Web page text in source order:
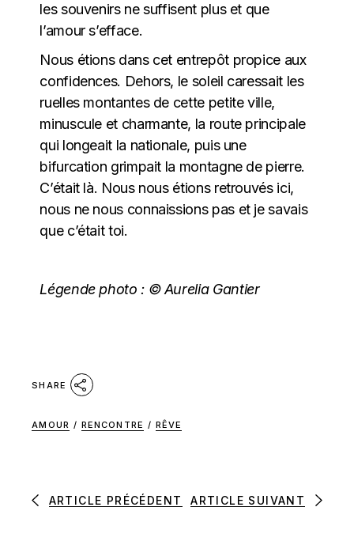
les souvenirs ne suffisent plus et que
l’amour s’efface.
Nous étions dans cet entrepôt propice aux
confidences. Dehors, le soleil caressait les
ruelles montantes de cette petite ville,
minuscule et charmante, la route principale
qui longeait la nationale, puis une
bifurcation grimpait la montagne de pierre.
C’était là. Nous nous étions retrouvés ici,
nous ne nous connaissions pas et je savais
que c’était toi.
Légende photo : © Aurelia Gantier
SHARE
AMOUR / RENCONTRE / RÊVE
ARTICLE PRÉCÉDENT ARTICLE SUIVANT